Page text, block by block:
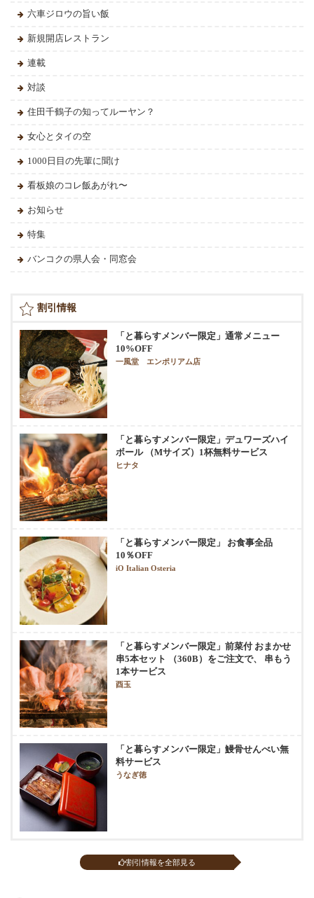
六車ジロウの旨い飯
新規開店レストラン
連載
対談
住田千鶴子の知ってルーヤン？
女心とタイの空
1000日目の先輩に聞け
看板娘のコレ飯あがれ〜
お知らせ
特集
バンコクの県人会・同窓会
割引情報
「と暮らすメンバー限定」通常メニュー
10%OFF
一風堂 エンポリアム店
「と暮らすメンバー限定」デュワーズハイ
ボール （Mサイズ）1杯無料サービス
ヒナタ
「と暮らすメンバー限定」 お食事全品
10％OFF
iO Italian Osteria
「と暮らすメンバー限定」前菜付 おまかせ
串5本セット （360B）をご注文で、 串もう
1本サービス
酉玉
「と暮らすメンバー限定」鰻骨せんべい無
料サービス
うなぎ徳
割引情報を全部見る